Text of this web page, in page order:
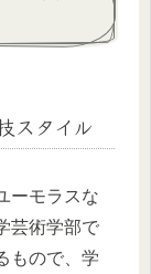
スタイル
ーモラスな
芸術学部で
もので、学